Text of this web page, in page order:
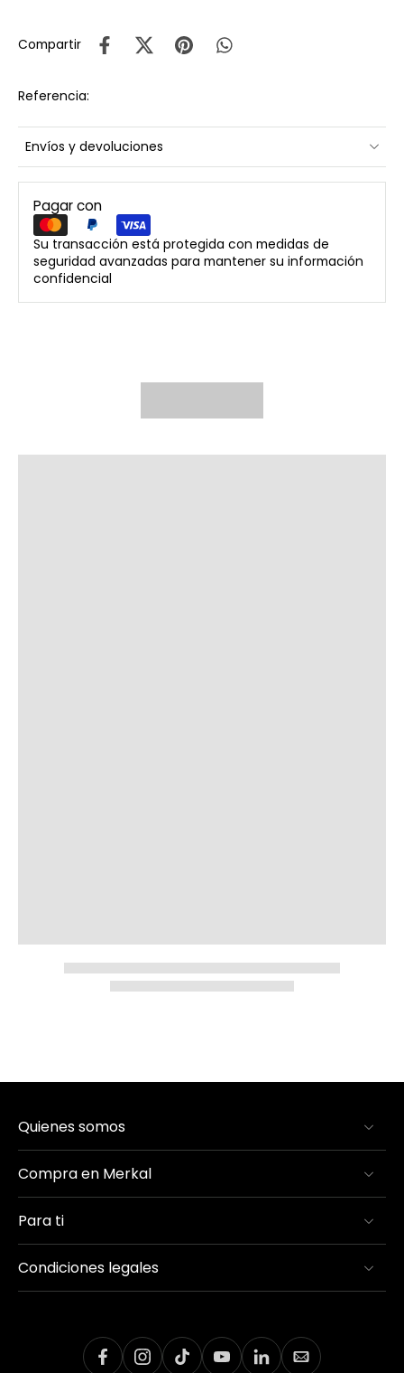
Compartir
Referencia:
Envíos y devoluciones
Pagar con
Su transacción está protegida con medidas de
seguridad avanzadas para mantener su información
confidencial
Quienes somos
Compra en Merkal
Para ti
Condiciones legales